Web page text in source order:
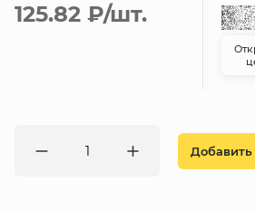
125.82 ₽/шт.
Добавить